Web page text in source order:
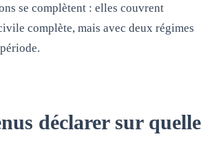
se complètent : elles couvrent
complète, mais avec deux régimes
déclarer sur quelle